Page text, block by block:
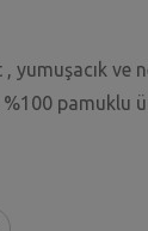
yumuşacık ve
pamuklu